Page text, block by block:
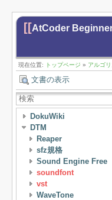
[[AtCoder
現在位置: トップページ » アルゴ
文書の表示
DokuWiki
DTM
Reaper
sfz規格
Sound Engine Free
soundfont
vst
WaveTone